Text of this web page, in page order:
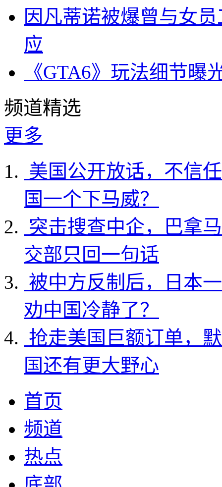
因凡蒂诺被爆曾与女
应
《GTA6》玩法细节
频道精选
更多
美国公开放话，不信
国一个下马威？
突击搜查中企，巴拿
交部只回一句话
被中方反制后，日本
劝中国冷静了？
抢走美国巨额订单，
国还有更大野心
首页
频道
热点